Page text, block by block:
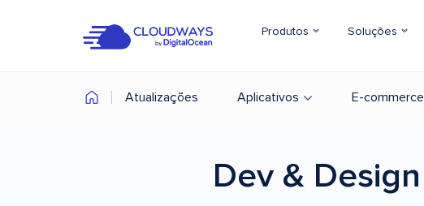
Produtos Soluções
Atualizações Aplicativos E-commerce
Dev & Design